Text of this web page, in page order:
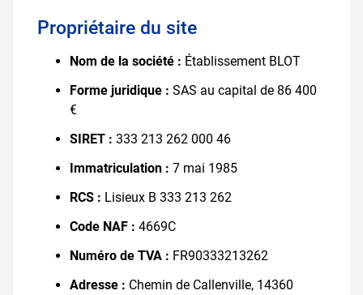
Propriétaire du site
Nom de la société : Établissement BLOT
Forme juridique : SAS au capital de 86 400
€
SIRET : 333 213 262 000 46
Immatriculation : 7 mai 1985
RCS : Lisieux B 333 213 262
Code NAF : 4669C
Numéro de TVA : FR90333213262
Adresse : Chemin de Callenville, 14360